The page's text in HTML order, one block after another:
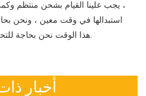
، يجب علينا القيام بشحن منتظم
استبدالها في وقت معين ، ونحن
هذا الوقت نحن بحاجة للتحقق من ارتداء لمثلثات ميكانيكية.
أخبار